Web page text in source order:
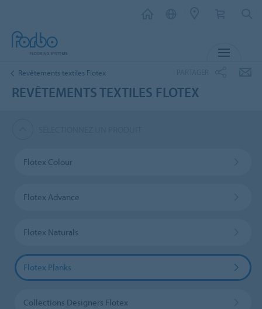
Revêtements textiles Flotex
REVÊTEMENTS TEXTILES FLOTEX
Flotex Colour
Flotex Advance
Flotex Naturals
Flotex Planks
Collections Designers Flotex